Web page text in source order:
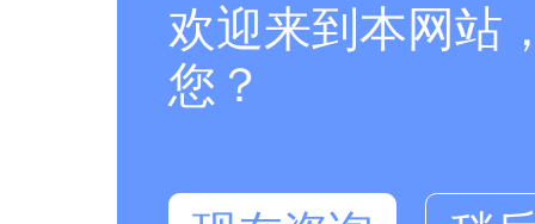
欢迎来到本网站
您？